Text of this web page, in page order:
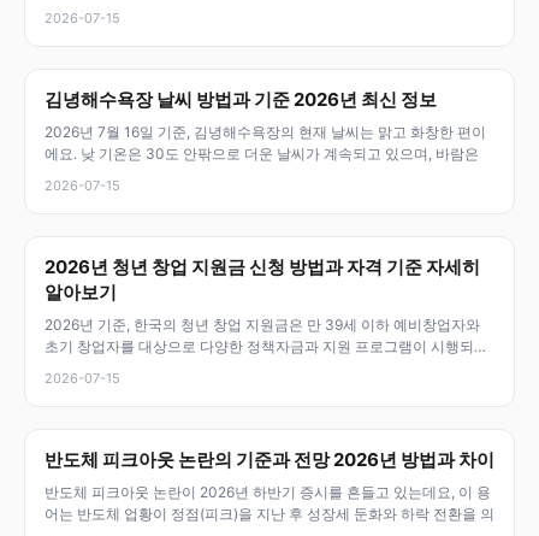
2026-07-15
김녕해수욕장 날씨 방법과 기준 2026년 최신 정보
2026년 7월 16일 기준, 김녕해수욕장의 현재 날씨는 맑고 화창한 편이
에요. 낮 기온은 30도 안팎으로 더운 날씨가 계속되고 있으며, 바람은
2026-07-15
2026년 청년 창업 지원금 신청 방법과 자격 기준 자세히
알아보기
2026년 기준, 한국의 청년 창업 지원금은 만 39세 이하 예비창업자와
초기 창업자를 대상으로 다양한 정책자금과 지원 프로그램이 시행되고
2026-07-15
반도체 피크아웃 논란의 기준과 전망 2026년 방법과 차이
반도체 피크아웃 논란이 2026년 하반기 증시를 흔들고 있는데요, 이 용
어는 반도체 업황이 정점(피크)을 지난 후 성장세 둔화와 하락 전환을 의